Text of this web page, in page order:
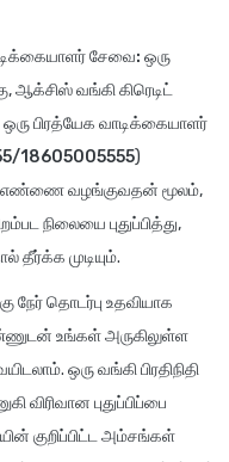
சேவை: ஒரு
ஆக்சிஸ் வங்கி கிரெடிட்
பிரத்யேக வாடிக்கையாளர்
18605005555)
எண்ணை வழங்குவதன் மூலம்,
நிலையை புதுப்பித்து,
தீர்க்க முடியும்.
நேர் தொடர்பு உதவியாக
உங்கள் அருகிலுள்ள
ஒரு வங்கி பிரதிநிதி
புதுப்பிப்பை
குறிப்பிட்ட அம்சங்கள்